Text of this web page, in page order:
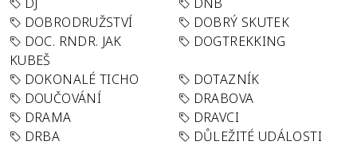
DOBRODRUŽSTVÍ
DOBRÝ SKUTEK
DOC. RNDR. JAK
KUBEŠ
DOGTREKKING
DOKONALÉ TICHO
DOTAZNÍK
DOUČOVÁNÍ
DRABOVA
DRAMA
DRAVCI
DRBA
DŮLEŽITÉ UDÁLOSTI